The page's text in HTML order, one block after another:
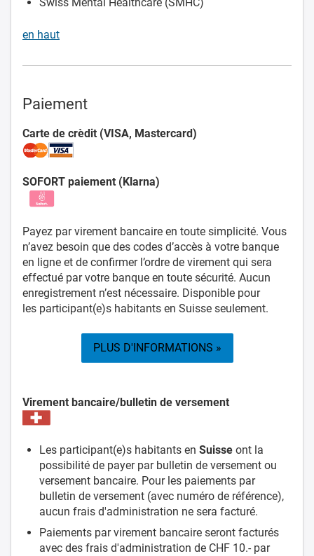
en haut
Paiement
Carte de crèdit (VISA, Mastercard)
SOFORT paiement (Klarna)
Payez par virement bancaire en toute simplicité. Vous
n’avez besoin que des codes d’accès à votre banque
en ligne et de confirmer l’ordre de virement qui sera
effectué par votre banque en toute sécurité. Aucun
enregistrement n’est nécessaire. Disponible pour
les participant(e)s habitants en Suisse seulement.
PLUS D'INFORMATIONS »
Virement bancaire/bulletin de versement
Les participant(e)s habitants en Suisse ont la
possibilité de payer par bulletin de versement ou
versement bancaire. Pour les paiements par
bulletin de versement (avec numéro de référence),
aucun frais d'administration ne sera facturé.
Paiements par virement bancaire seront facturés
avec des frais d'administration de CHF 10.- par